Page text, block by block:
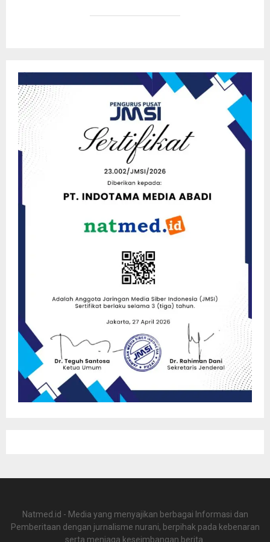
Natmed.id - Media yang menyajikan berbagai Informasi dan
Pemberitaan dengan jurnalisme nurani, berpihak pada kebenaran
serta menjaga keseimbangan berita.